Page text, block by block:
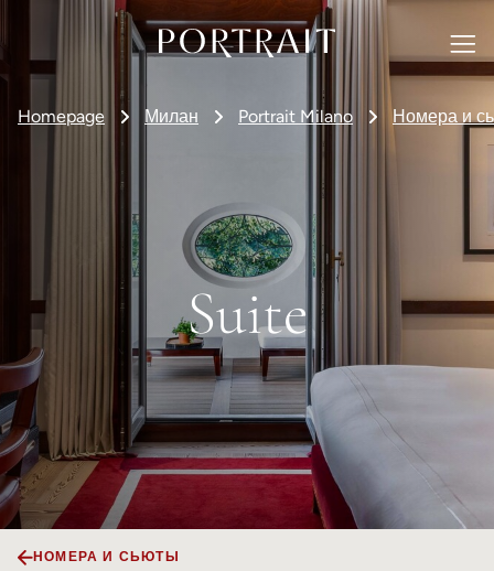
Homepage Милан Portrait Milano Номера и
Suite
НОМЕРА И СЬЮТЫ